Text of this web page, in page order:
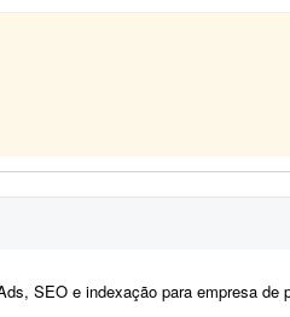
de produção audiovisual. A Casa de Filmes está buscando um